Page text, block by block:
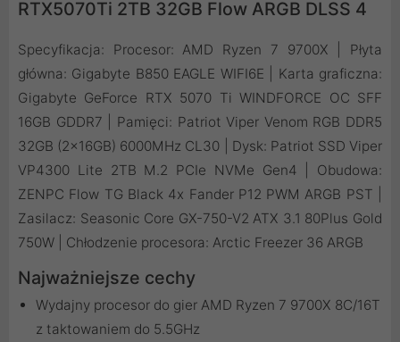
RTX5070Ti 2TB 32GB Flow ARGB DLSS 4
Specyfikacja: Procesor: AMD Ryzen 7 9700X | Płyta
główna: Gigabyte B850 EAGLE WIFI6E | Karta graficzna:
Gigabyte GeForce RTX 5070 Ti WINDFORCE OC SFF
16GB GDDR7 | Pamięci: Patriot Viper Venom RGB DDR5
32GB (2x16GB) 6000MHz CL30 | Dysk: Patriot SSD Viper
VP4300 Lite 2TB M.2 PCIe NVMe Gen4 | Obudowa:
ZENPC Flow TG Black 4x Fander P12 PWM ARGB PST |
Zasilacz: Seasonic Core GX-750-V2 ATX 3.1 80Plus Gold
750W | Chłodzenie procesora: Arctic Freezer 36 ARGB
Najważniejsze cechy
Wydajny procesor do gier AMD Ryzen 7 9700X 8C/16T
z taktowaniem do 5.5GHz